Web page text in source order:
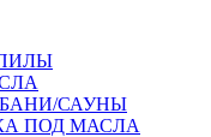
САУНЫ
ПОД МАСЛА